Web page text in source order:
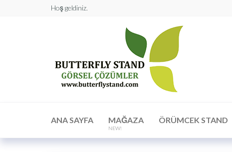
Hoş geldiniz.
ANA SAYFA MAĞAZA
NEW!
ÖRÜMCEK STAND